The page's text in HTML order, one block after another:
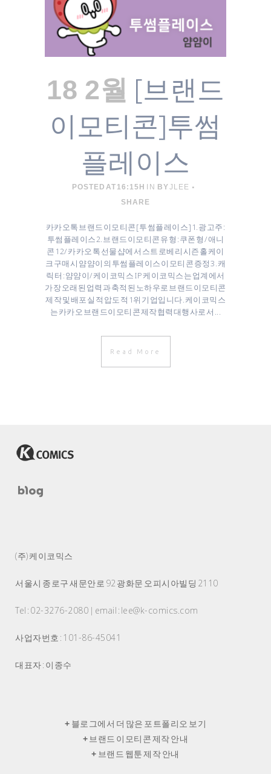
18 2월 [브랜드
이모티콘]투썸
플레이스
POSTED AT 16:15H IN BYJLEE
SHARE
카카오톡 브랜드이모티콘 [ 투썸플레이스 ] 1. 광고주 :
투썸플레이스 ​2. 브랜드이모티콘 유형 : 쿠폰형 / 애니
콘 12/ 카카오톡 선물샵에서 스트로베리 시즌 홀케이
크 구매시 얌얌이의 투썸플레이스 이모티콘 증정 3. 캐
릭터 : 얌얌이/케이코믹스 IP 케이코믹스는 업계에서
가장 오래된 업력과 축적된 노하우로 브랜드이모티콘
제작 및 배포 실적 압도적 1위 기업입니다. 케이코믹스
는 카카오 브랜드이모티콘 제작협력대행사로서 ...
Read More
(주) 케이코믹스
서울시 종로구 새문안로 92 광화문 오피시아빌딩 2110
Tel : 02-3276-2080 | email : lee@k-comics.com
사업자번호 : 101-86-45041
대표자 : 이종수
+ 블로그에서 더 많은 포트폴리오 보기
+ 브랜드 이모티콘 제작 안내
+ 브랜드 웹툰 제작 안내